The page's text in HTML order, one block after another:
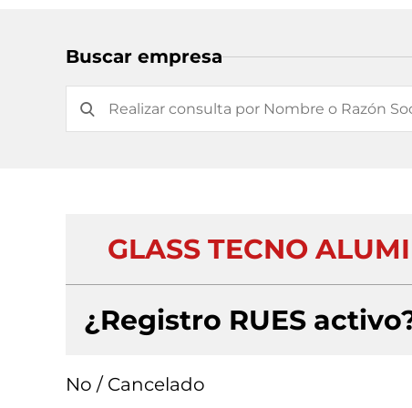
Buscar empresa
GLASS TECNO
¿Registro RUES
No / Cancelado